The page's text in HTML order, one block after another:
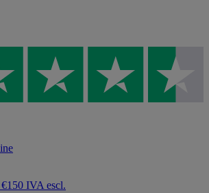
IVA escl.